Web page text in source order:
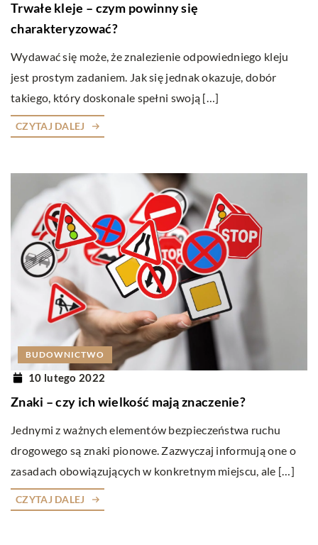
Trwałe kleje – czym powinny się
charakteryzować?
Wydawać się może, że znalezienie odpowiedniego kleju
jest prostym zadaniem. Jak się jednak okazuje, dobór
takiego, który doskonale spełni swoją […]
CZYTAJ DALEJ
BUDOWNICTWO
10 lutego 2022
Znaki – czy ich wielkość mają znaczenie?
Jednymi z ważnych elementów bezpieczeństwa ruchu
drogowego są znaki pionowe. Zazwyczaj informują one o
zasadach obowiązujących w konkretnym miejscu, ale […]
CZYTAJ DALEJ